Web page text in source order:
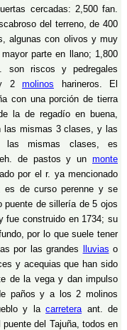
cercadas: 2,500 fan.
del terreno, de 400
algunas con olivos y muy
parte en llano; 1,800
riscos y pedregales
2 molinos harineros. El
con una porción de tierra
la de regadío en buena,
las mismas 3 clases, y las
las mismas clases, es
de pastos y un monte
por el r. ya mencionado
es de curso perenne y se
de sillería de 5 ojos
fue construido en 1734; su
por lo que suele tener
por las grandes
lluvias o
y acequias que han sido
de la vega y dan impulso
paños y a los 2 molinos
y lacarreteraant. de
del Tajuña, todos en